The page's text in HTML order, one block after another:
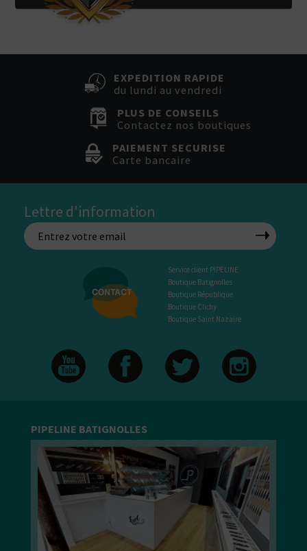
EXPEDITION RAPIDE
du lundi au vendredi
PLUS DE CONSEILS
Contactez nos boutiques
PAIEMENT SECURISE
Carte bancaire
Lettre d'information
Service client PIPELINE
Boutique Batignolles
Boutique République
Boutique Clichy
Boutique Saint Nazaire
PIPELINE BATIGNOLLES